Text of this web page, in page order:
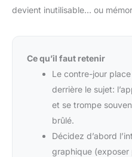
devient inutilisable… ou
Ce qu’il faut retenir
Le contre-jour
derrière le sujet:
et se trompe
brûlé.
Décidez d’abord
graphique (exposer